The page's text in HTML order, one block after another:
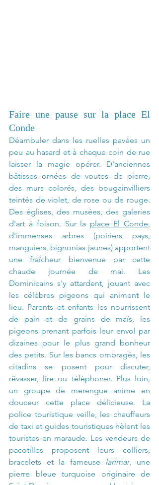
Faire une pause sur la place El
Conde
Déambuler dans les ruelles pavées un
peu au hasard et à chaque coin de rue
laisser la magie opérer. D'anciennes
bâtisses ornées de voutes de pierre,
des murs colorés, des bougainvilliers
teintés de violet, de rose ou de rouge.
Des églises, des musées, des galeries
d'art à foison. Sur la place El Conde,
d'immenses arbres (poiriers pays,
manguiers, bignonias jaunes) apportent
une fraîcheur bienvenue par cette
chaude journée de mai. Les
Dominicains s'y attardent, jouant avec
les célèbres pigeons qui animent le
lieu. Parents et enfants les nourrissent
de pain et de grains de maïs, les
pigeons prenant parfois leur envol par
dizaines pour le plus grand bonheur
des petits. Sur les bancs ombragés, les
citadins se posent pour discuter,
rêvasser, lire ou téléphoner. Plus loin,
un groupe de merengue anime en
douceur cette place délicieuse. La
police touristique veille, les chauffeurs
de taxi et guides touristiques hèlent les
touristes en maraude. Les vendeurs de
pacotilles proposent leurs colliers,
bracelets et la fameuse larimar, une
pierre bleue turquoise originaire de